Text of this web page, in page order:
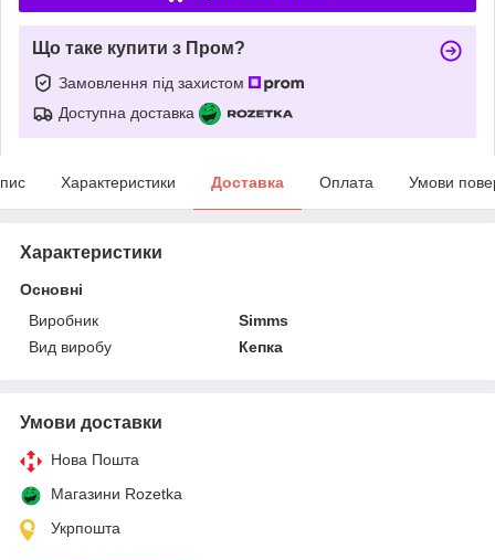
Що таке купити з Пром?
Замовлення під захистом
Доступна доставка
Характеристики Доставка Оплата Умови
Характеристики
Основні
Виробник
Simms
Вид виробу
Кепка
Умови доставки
Нова Пошта
Магазини Rozetka
Укрпошта